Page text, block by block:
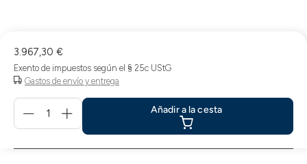
3.967,30 €
Exento de impuestos según el § 25c UStG
Gastos de envío y entrega
Añadir
la
Añadir a la cesta